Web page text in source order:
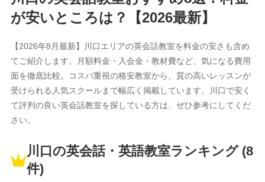
が安いところは？【2026最新】
【2026年8月最新】川口エリアの英会話教室を料金の安さも含め
てご紹介します。月額料金・入会金・教材費など、気になる費用
面を徹底比較。コスパ重視の格安教室から、質の高いレッスンが
受けられる人気スクールまで幅広く掲載しています。川口で安く
て評判の良い英会話教室を探している方は、ぜひ参考にしてくだ
さい。
川口の英会話・英語教室ランキング (8
件)